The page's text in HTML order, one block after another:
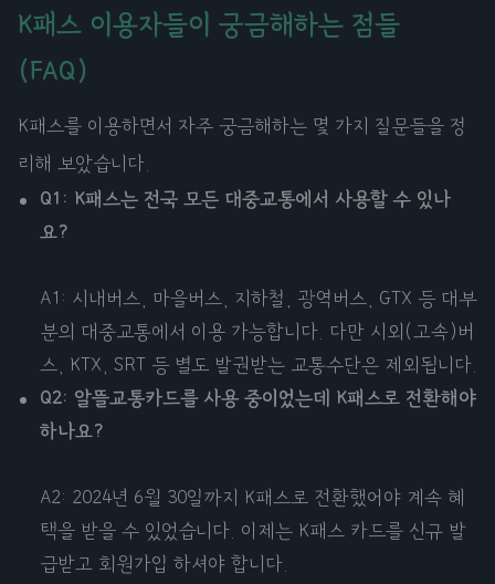
K패스 이용자들이 궁금해하는 점들
(FAQ)
K패스를 이용하면서 자주 궁금해하는 몇 가지 질문들을 정
리해 보았습니다.
Q1: K패스는 전국 모든 대중교통에서 사용할 수 있나
요?
A1: 시내버스, 마을버스, 지하철, 광역버스, GTX 등 대부
분의 대중교통에서 이용 가능합니다. 다만 시외(고속)버
스, KTX, SRT 등 별도 발권받는 교통수단은 제외됩니다.
Q2: 알뜰교통카드를 사용 중이었는데 K패스로 전환해야
하나요?
A2: 2024년 6월 30일까지 K패스로 전환했어야 계속 혜
택을 받을 수 있었습니다. 이제는 K패스 카드를 신규 발
급받고 회원가입 하셔야 합니다.